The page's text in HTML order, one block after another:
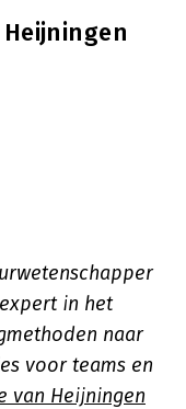
Heijningen
in het
naar
voor teams en
van Heijningen